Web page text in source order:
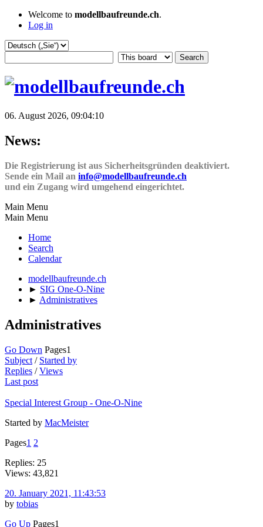
Welcome to modellbaufreunde.ch.
Log in
06. August 2026, 09:04:10
News:
Die Registrierung ist aus Sicherheitsgründen deaktiviert.
Sende ein Mail an info@modellbaufreunde.ch
und ein Zugang wird umgehend eingerichtet.
Main Menu
Main Menu
Home
Search
Calendar
modellbaufreunde.ch
► SIG One-O-Nine
► Administratives
Administratives
Go Down Pages1
Subject / Started by
Replies /Views
Last post
Special Interest Group - One-O-Nine
Started by MacMeister
Pages1 2
Replies: 25
Views: 43,821
20. January 2021, 11:43:53
by tobias
Go Up Pages1